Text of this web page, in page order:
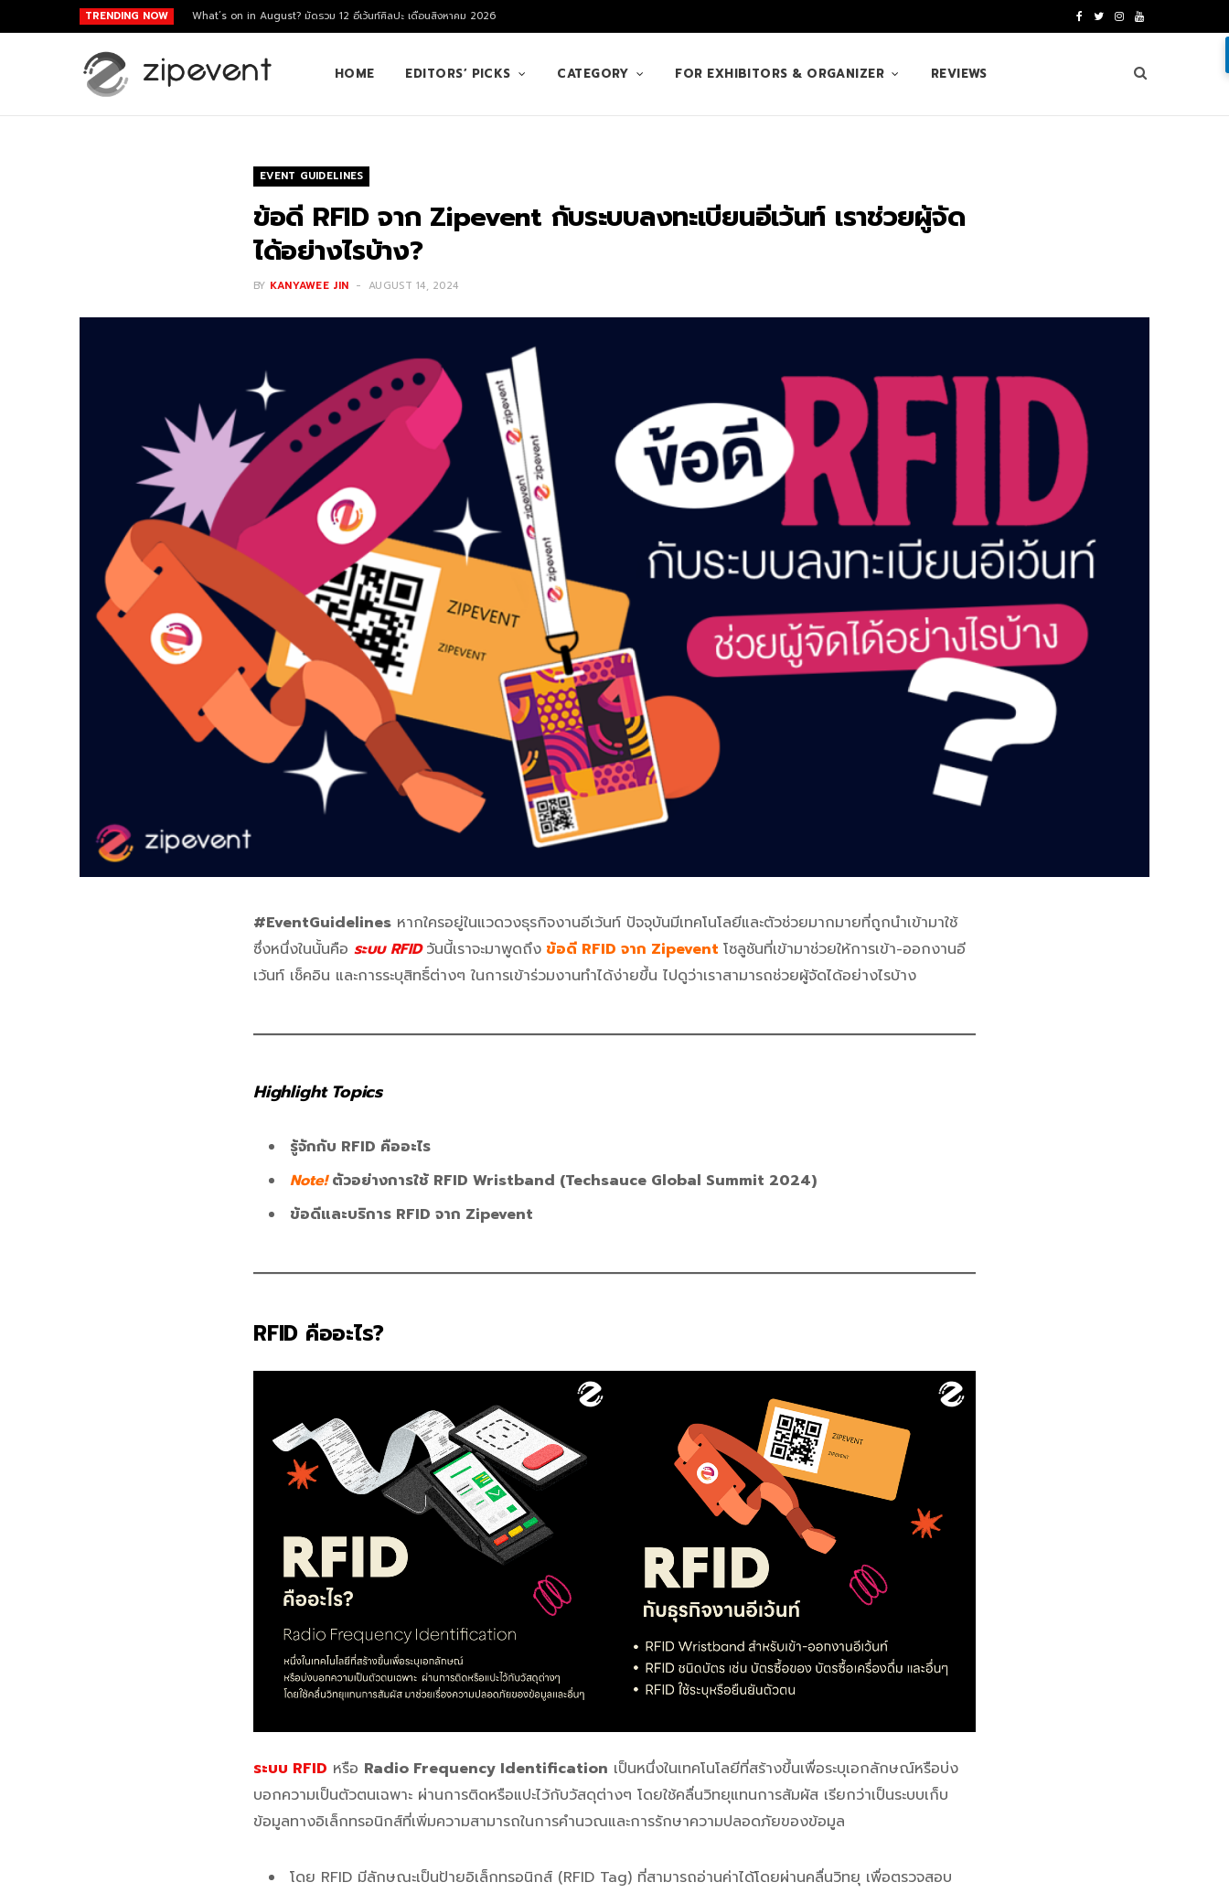
TRENDING NOW What’s on in August? มัดรวม 12 อีเว้นท์ศิลปะ เดือนสิงหาคม 2026
e
T
t
I
t
Y
u
T
HOME EDITORS’ PICKS CATEGORY FOR EXHIBITORS & ORGANIZER REVIEWS
EVENT GUIDELINES
ข้อดี RFID จาก Zipevent กับระบบลงทะเบียนอีเว้นท์ เราช่วยผู้จัด
ได้อย่างไรบ้าง?
BY KANYAWEE JIN AUGUST 14, 2024
#EventGuidelines หากใครอยู่ในแวดวงธุรกิจงานอีเว้นท์ ปัจจุบันมีเทคโนโลยีและตัวช่วยมากมายที่ถูกนำเข้ามาใช้
ซึ่งหนึ่งในนั้นคือ ระบบ RFID วันนี้เราจะมาพูดถึง ข้อดี RFID จาก Zipevent โซลูชันที่เข้ามาช่วยให้การเข้า-ออกงานอี
เว้นท์ เช็คอิน และการระบุสิทธิ์ต่างๆ ในการเข้าร่วมงานทำได้ง่ายขึ้น ไปดูว่าเราสามารถช่วยผู้จัดได้อย่างไรบ้าง
Highlight Topics
รู้จักกับ RFID คืออะไร
Note!ตัวอย่างการใช้ RFID Wristband (Techsauce Global Summit 2024)
ข้อดีและบริการ RFID จาก Zipevent
RFID คืออะไร?
ระบบ RFID หรือ Radio Frequency Identification เป็นหนึ่งในเทคโนโลยีที่สร้างขึ้นเพื่อระบุเอกลักษณ์หรือบ่ง
บอกความเป็นตัวตนเฉพาะ ผ่านการติดหรือแปะไว้กับวัสดุต่างๆ โดยใช้คลื่นวิทยุแทนการสัมผัส เรียกว่าเป็นระบบเก็บ
ข้อมูลทางอิเล็กทรอนิกส์ที่เพิ่มความสามารถในการคำนวณและการรักษาความปลอดภัยของข้อมูล
โดย RFID มีลักษณะเป็นป้ายอิเล็กทรอนิกส์ (RFID Tag) ที่สามารถอ่านค่าได้โดยผ่านคลื่นวิทยุ เพื่อตรวจสอบ